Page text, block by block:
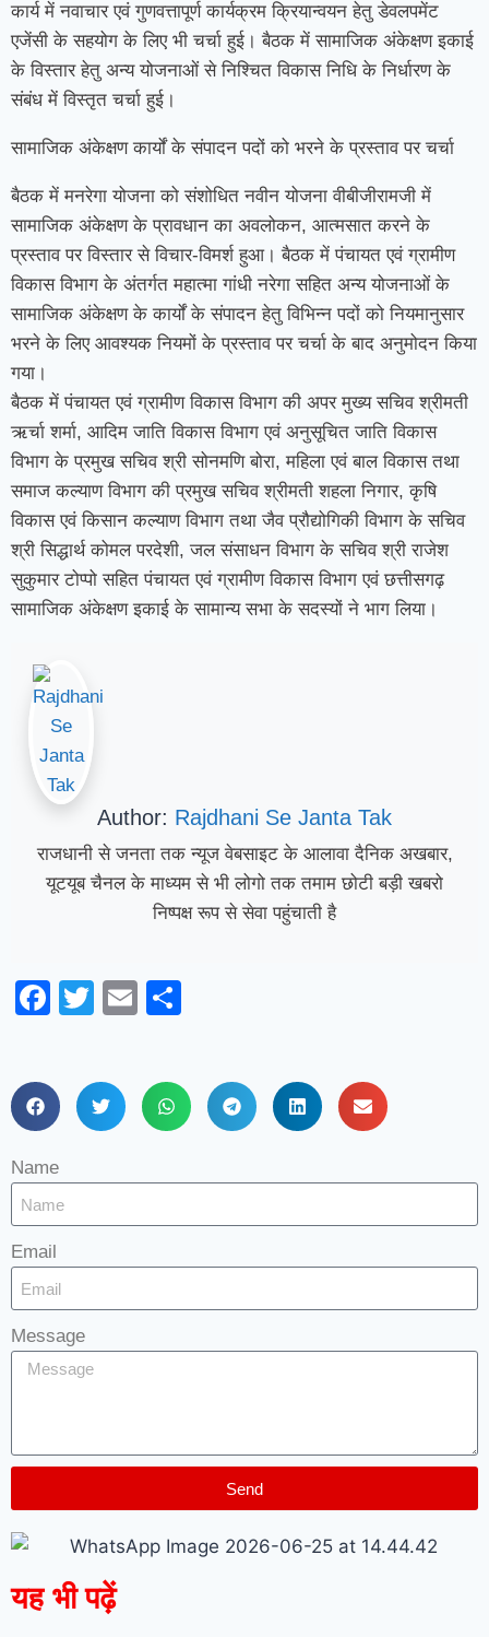
कार्य में नवाचार एवं गुणवत्तापूर्ण कार्यक्रम क्रियान्वयन हेतु डेवलपमेंट
एजेंसी के सहयोग के लिए भी चर्चा हुई। बैठक में सामाजिक अंकेक्षण इकाई
के विस्तार हेतु अन्य योजनाओं से निश्चित विकास निधि के निर्धारण के
संबंध में विस्तृत चर्चा हुई।
सामाजिक अंकेक्षण कार्यों के संपादन पदों को भरने के प्रस्ताव पर चर्चा
बैठक में मनरेगा योजना को संशोधित नवीन योजना वीबीजीरामजी में
सामाजिक अंकेक्षण के प्रावधान का अवलोकन, आत्मसात करने के
प्रस्ताव पर विस्तार से विचार-विमर्श हुआ। बैठक में पंचायत एवं ग्रामीण
विकास विभाग के अंतर्गत महात्मा गांधी नरेगा सहित अन्य योजनाओं के
सामाजिक अंकेक्षण के कार्यों के संपादन हेतु विभिन्न पदों को नियमानुसार
भरने के लिए आवश्यक नियमों के प्रस्ताव पर चर्चा के बाद अनुमोदन किया
गया।
बैठक में पंचायत एवं ग्रामीण विकास विभाग की अपर मुख्य सचिव श्रीमती
ऋर्चा शर्मा, आदिम जाति विकास विभाग एवं अनुसूचित जाति विकास
विभाग के प्रमुख सचिव श्री सोनमणि बोरा, महिला एवं बाल विकास तथा
समाज कल्याण विभाग की प्रमुख सचिव श्रीमती शहला निगार, कृषि
विकास एवं किसान कल्याण विभाग तथा जैव प्रौद्योगिकी विभाग के सचिव
श्री सिद्धार्थ कोमल परदेशी, जल संसाधन विभाग के सचिव श्री राजेश
सुकुमार टोप्पो सहित पंचायत एवं ग्रामीण विकास विभाग एवं छत्तीसगढ़
सामाजिक अंकेक्षण इकाई के सामान्य सभा के सदस्यों ने भाग लिया।
Author: Rajdhani Se Janta Tak
राजधानी से जनता तक न्यूज वेबसाइट के आलावा दैनिक अखबार,
यूटयूब चैनल के माध्यम से भी लोगो तक तमाम छोटी बड़ी खबरो
निष्पक्ष रूप से सेवा पहुंचाती है
Facebook
TwitterEmail
Name
Email
Message
Send
यह भी पढ़ें